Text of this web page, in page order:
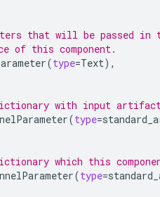
that will be passed
of this component.
(type=Text),
with input
(type=
which this
(type=